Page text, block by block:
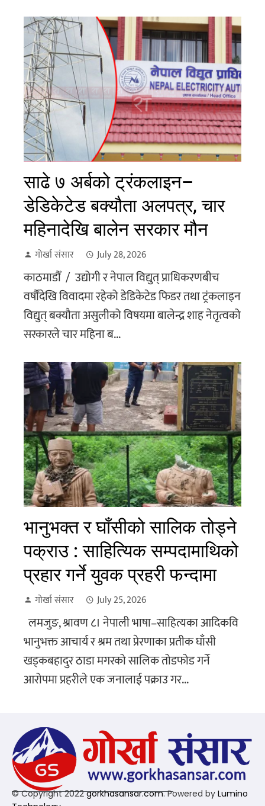
साढे ७ अर्बको ट्रंकलाइन–
डेडिकेटेड बक्यौता अलपत्र, चार
महिनादेखि बालेन सरकार मौन
गोर्खा संसार July 28, 2026
काठमाडौँ / उद्योगी र नेपाल विद्युत् प्राधिकरणबीच
वर्षौंदेखि विवादमा रहेको डेडिकेटेड फिडर तथा ट्रंकलाइन
विद्युत् बक्यौता असुलीको विषयमा बालेन्द्र शाह नेतृत्वको
सरकारले चार महिना ब...
भानुभक्त र घाँसीको सालिक तोड्ने
पक्राउ : साहित्यिक सम्पदामाथिको
प्रहार गर्ने युवक प्रहरी फन्दामा
गोर्खा संसार July 25, 2026
लमजुङ, श्रावण ८। नेपाली भाषा–साहित्यका आदिकवि
भानुभक्त आचार्य र श्रम तथा प्रेरणाका प्रतीक घाँसी
खड्कबहादुर ठाडा मगरको सालिक तोडफोड गर्ने
आरोपमा प्रहरीले एक जनालाई पक्राउ गर...
© Copyright 2022gorkhasansar.com. Powered by Lumino